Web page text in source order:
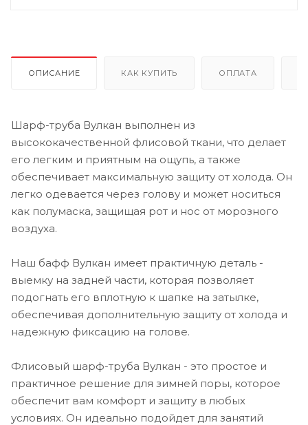
ОПИСАНИЕ КАК КУПИТЬ ОПЛАТА
Шарф-труба Вулкан выполнен из
высококачественной флисовой ткани, что делает
его легким и приятным на ощупь, а также
обеспечивает максимальную защиту от холода. Он
легко одевается через голову и может носиться
как полумаска, защищая рот и нос от морозного
воздуха.
Наш бафф Вулкан имеет практичную деталь -
выемку на задней части, которая позволяет
подогнать его вплотную к шапке на затылке,
обеспечивая дополнительную защиту от холода и
надежную фиксацию на голове.
Флисовый шарф-труба Вулкан - это простое и
практичное решение для зимней поры, которое
обеспечит вам комфорт и защиту в любых
условиях. Он идеально подойдет для занятий